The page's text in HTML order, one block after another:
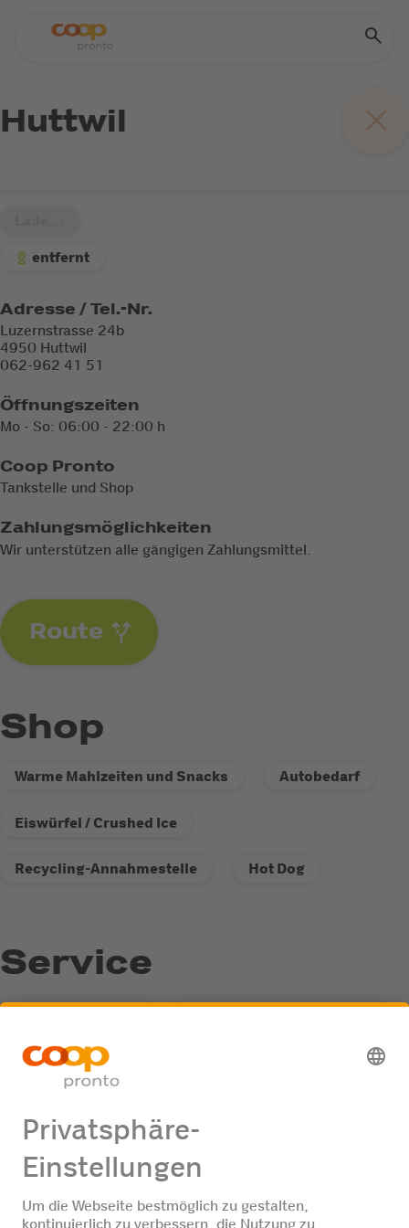
Huttwil
entfernt
Adresse / Tel.-Nr.
Luzernstrasse 24b
4950 Huttwil
062-962 41 51
Öffnungszeiten
Mo - So: 06:00 - 22:00 h
Coop Pronto
Tankstelle und Shop
Zahlungsmöglichkeiten
Wir unterstützen alle gängigen Zahlungsmittel.
Route
Shop
Warme Mahlzeiten und Snacks Autobedarf
Eiswürfel / Crushed Ice
Recycling-Annahmestelle Hot Dog
Service
Fastline-Tankautomat
Jobangebote